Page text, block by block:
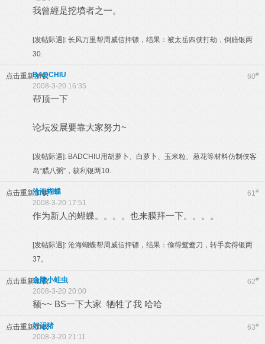
我曾經是挖墳者之一。
[发帖际遇]: 长风万里帮周威信押镖，结果：被太岳四侠打劫，倒赔银两
30.
点击重新加载 60#
BADCHIU
2008-3-20 16:35
帮顶一下
论坛发展要靠大家努力~
[发帖际遇]: BADCHIU用胡萝卜、白萝卜、玉米粒、葱花等材料仿制侠客
岛“腊八粥”，获利银两10.
点击重新加载 61#
沧海蝴蝶
2008-3-20 17:51
作为新人的蝴蝶。。。。也来膜拜一下。。。。
[发帖际遇]: 沧海蝴蝶帮周威信押镖，结果：偷得鸳鸯刀，转手卖得银两
37。
点击重新加载 62#
金牌小蛀虫
2008-3-20 20:00
额~~ BS一下大家 牺牲了我 哈哈
点击重新加载 63#
好运猪
2008-3-20 21:11